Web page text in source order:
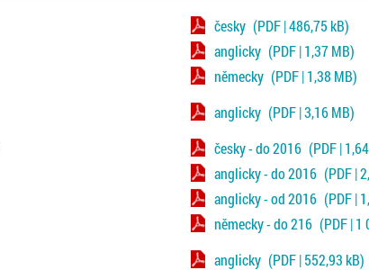
česky (PDF | 486,75 kB)
anglicky (PDF | 1,37 MB)
německy (PDF | 1,38 MB)
anglicky (PDF | 3,16 MB)
česky - do 2016 (PDF |
anglicky - do 2016 (PDF |
anglicky - od 2016 (PDF |
německy - do 216 (PDF | 1
anglicky (PDF | 552,93 kB)